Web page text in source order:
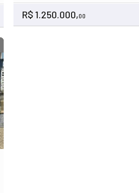
R$ 1.250.000,00